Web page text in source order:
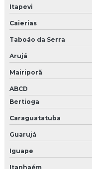
Instalação cftv intelbras
Instalação cftv preço
Instalação cftv em recife
Instalação de circuito
Instalação de
Instalação de controle
Instalação de fibra
Itapevi
Caierias
Taboão da Serra
Arujá
Mairiporã
ABCD
Bertioga
Caraguatatuba
Guarujá
Iguape
Itanhaém